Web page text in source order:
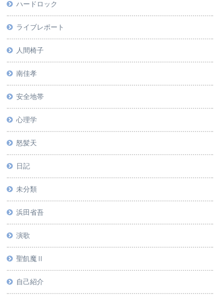
ハードロック
ライブレポート
人間椅子
南佳孝
安全地帯
心理学
怒髪天
日記
未分類
浜田省吾
演歌
聖飢魔Ⅱ
自己紹介